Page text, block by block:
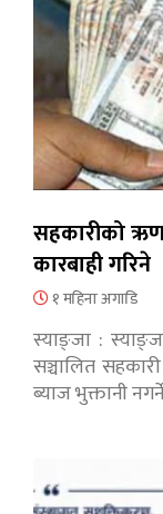
सहकारीको
कारबाही गरिने
१ महिना अगाडि
स्याङ्जा :
सञ्चालित
ब्याज भुक्तानी